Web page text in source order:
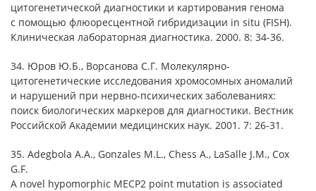
цитогенетической диагностики и картирования генома
с помощью флюоресцентной гибридизации in situ (FISH).
Клиническая лабораторная диагностика. 2000. 8: 34-36.
34. Юров Ю.Б., Ворсанова С.Г. Молекулярно-
цитогенетические исследования хромосомных аномалий
и нарушений при нервно-психических заболеваниях:
поиск биологических маркеров для диагностики. Вестник
Российской Академии медицинских наук. 2001. 7: 26-31.
35. Adegbola A.A., Gonzales M.L., Chess A., LaSalle J.M., Cox
G.F.
A novel hypomorphic MECP2 point mutation is associated